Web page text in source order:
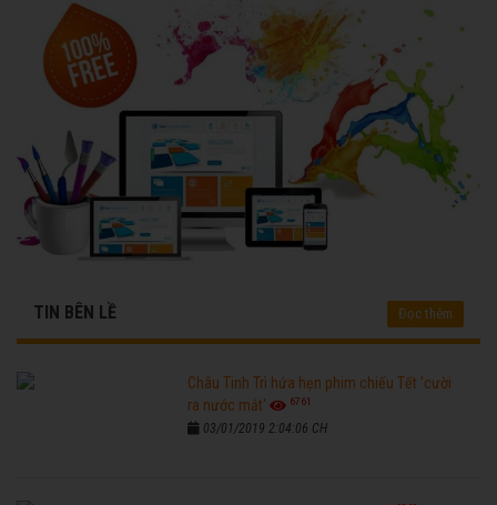
TIN BÊN LỀ Đọc thêm
Châu Tinh Trì hứa hẹn phim chiếu Tết 'cười
ra nước mắt'
6761
03/01/2019 2:04:06 CH